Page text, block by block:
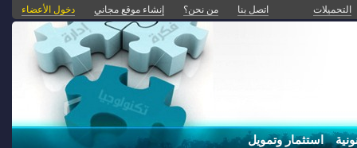
التحميلات اتصل بنا من نحن؟ إنشاء موقع مجاني دخول الأعضاء
استثمار وتمويل